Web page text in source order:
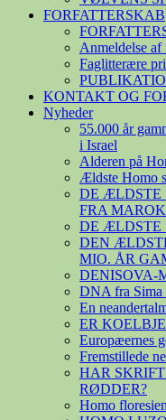
FORFATTERSKAB
Anmeldelse af
Faglitterære
KONTAKT OG
Nyheder
55.000 år
i Israel
Alderen på
Ældste Homo
DE ÆLDSTE
FRA
DE ÆLDSTE
DEN
MIO. ÅR
DENISOVA-
DNA fra Sima
En
ER
Europæernes
Fremstillede
HAR
RØDDER?
Homo